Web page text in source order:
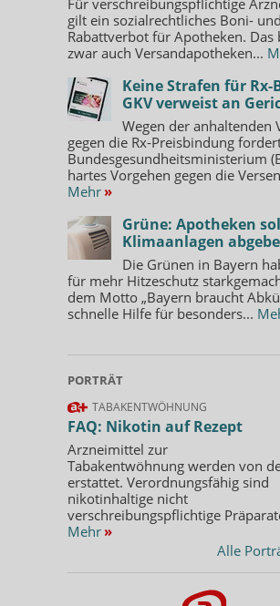
gilt ein sozialrechtliches Boni- und
Rabattverbot für Apotheken.
zwar auch Versandapotheken...
Keine Strafen für Rx-
GKV verweist an
Wegen der anhaltenden
gegen die Rx-Preisbindung
Bundesgesundheitsministerium
hartes Vorgehen gegen die
Mehr »
Grüne: Apotheken
Klimaanlagen
Die Grünen in Bayern
für mehr Hitzeschutz
dem Motto „Bayern braucht
schnelle Hilfe für besonders...
PORTRÄT
TABAKENTWÖHNUNG
FAQ: Nikotin auf Rezept
Arzneimittel zur
Tabakentwöhnung werden von
erstattet. Verordnungsfähig sind
nikotinhaltige nicht
verschreibungspflichtige
Mehr »
Alle